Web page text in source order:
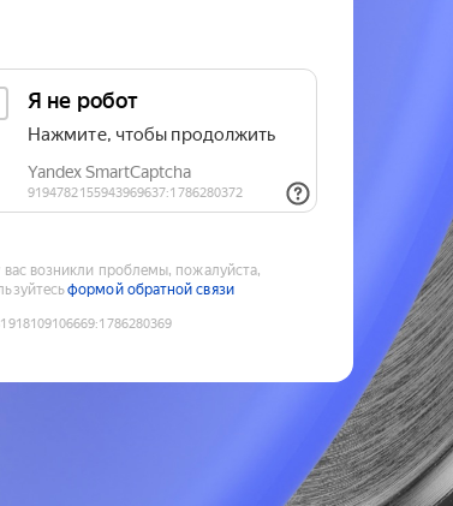
вас возникли проблемы, пожалуйста,
формой обратной связи
:1786280369